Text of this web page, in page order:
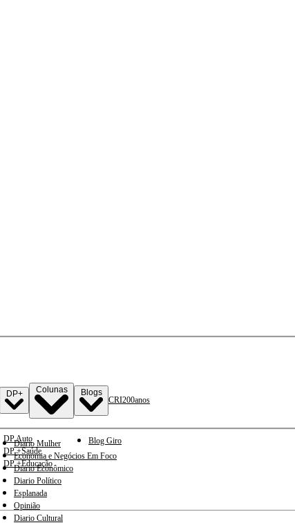
DP+
DP Auto
DP +Saúde
DP +Educação
Colunas
Diario Mulher
Economia e Negócios Em Foco
Diario Econômico
Diario Político
Esplanada
Opinião
Diario Cultural
Blogs
Blog Giro
CRI200anos